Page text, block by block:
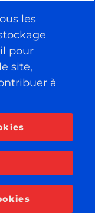
les
pour
site,
à